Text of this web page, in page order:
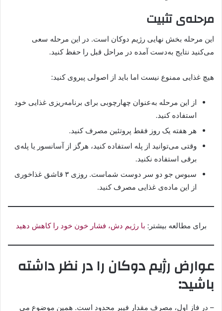
مرحله‌ی تثبیت
این مرحله بخش نهایی رژیم دوکان است. در این مرحله سعی
می‌کنید نتایج به‌دست آمده در مراحل قبل را حفظ کنید.
هیچ غذایی ممنوع نیست اما باید از اصولی پیروی کنید:
از این مرحله به‌عنوان چهارچوبی برای برنامه‌ریزی غذایی خود
استفاده کنید.
هر هفته یک روز فقط پروتئین مصرف کنید.
وقتی می‌توانید از پله استفاده کنید، هرگز از آسانسور یا پله‌ی
برقی استفاده نکنید.
سبوس جو دو سر دوست شماست. روزی ۳ قاشق غذاخوری
از این ماده‌ی غذایی مصرف کنید.
برای مطالعه بیشتر: با رژیم دش، فشار خون خود را کاهش دهید
عوارض رژیم دوکان را در نظر داشته
باشید:
– در فاز اول، مصرف مقدار فیبر محدود است. همین موضوع می